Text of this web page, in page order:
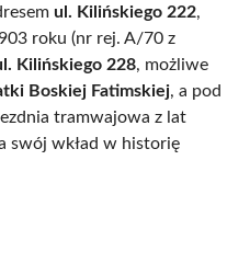
ul. Kilińskiego 222,
roku (nr rej. A/70 z
Kilińskiego 228, możliwe
Boskiej Fatimskiej, a pod
tramwajowa z lat
swój wkład w historię